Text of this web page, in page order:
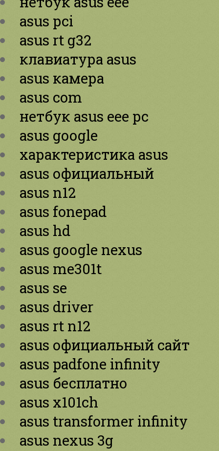
asus pci
asus rt g32
клавиатура asus
asus камера
asus com
нетбук asus eee pc
asus google
характеристика asus
asus официальный
asus n12
asus fonepad
asus hd
asus google nexus
asus me301t
asus se
asus driver
asus rt n12
asus официальный сайт
asus padfone infinity
asus бесплатно
asus x101ch
asus transformer infinity
asus nexus 3g